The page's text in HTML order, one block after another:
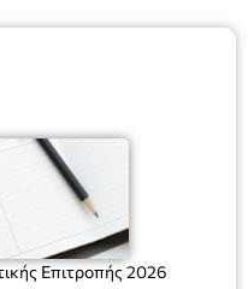
Επιτροπής 2026